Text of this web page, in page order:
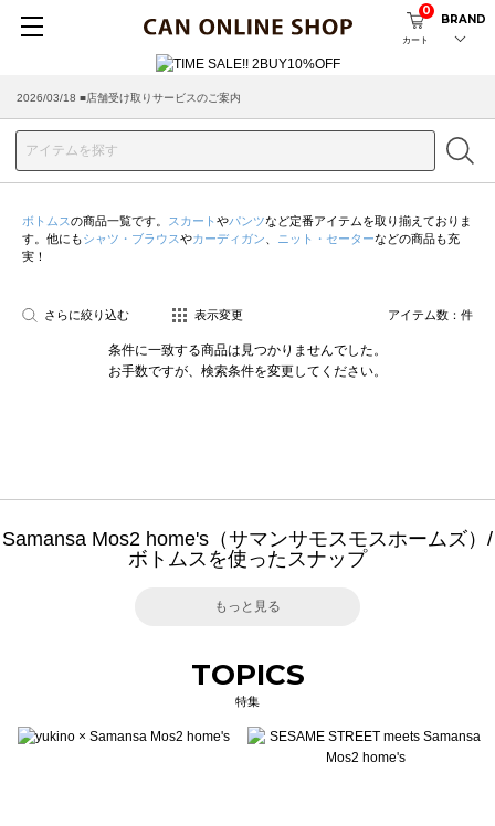
カート
0
BRAND
2026/03/18 ■店舗受け取りサービスのご案内
ボトムスの商品一覧です。 スカート やパンツなど定番アイテムを取り揃えておりま
す。他にもシャツ・ブラウスやカーディガン ニット・セーターなどの商品も充
実！
さらに絞り込む 表示変更 アイテム数： 件
条件に一致する商品は見つかりませんでした。
お手数ですが、検索条件を変更してください。
Samansa Mos2 home's（サマンサモスモスホームズ）/
ボトムスを使ったスナップ
もっと見る
TOPICS
特集